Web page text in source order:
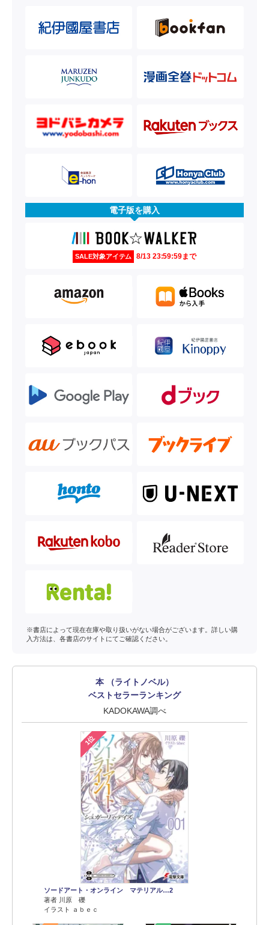
電子版を購入
SALE対象アイテム 8/13 23:59:59まで
※書店によって現在在庫や取り扱いがない場合がございます。詳しい購
入方法は、各書店のサイトにてご確認ください。
本 （ライトノベル）
ベストセラーランキング
KADOKAWA調べ
1位
ソードアート・オンライン マテリアル…2
著者 川原 礫
イラスト ａｂｅｃ